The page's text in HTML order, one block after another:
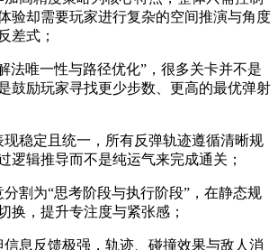
验却需要玩家进行复杂的空间推演与角度
差式；
法唯一性与路径优化”，很多关卡并不是
鼓励玩家寻找更少步数、更高的最优弹射
稳定且统一，所有反弹轨迹遵循清晰规
逻辑推导而不是纯运气来完成通关；
割为“思考阶段与执行阶段”，在静态规
换，提升专注度与紧张感；
信息反馈极强，轨迹、碰撞效果与敌人消